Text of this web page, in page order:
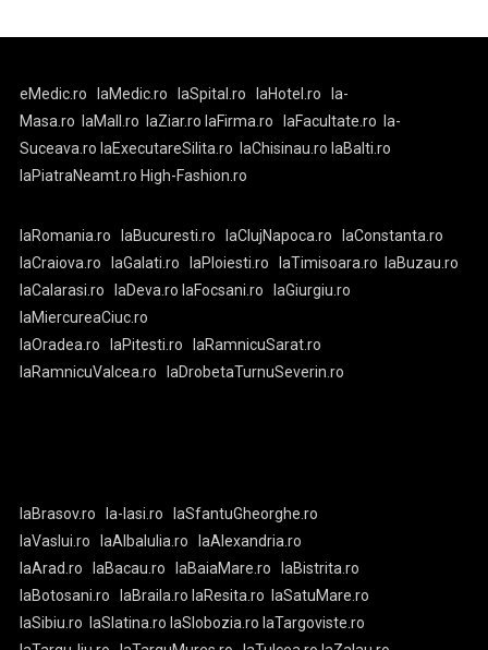
eMedic.ro laMedic.ro laSpital.ro laHotel.ro
la-
Masa.ro
laMall.ro laZiar.ro laFirma.ro laFacultate.ro
la-
Suceava.ro laExecutareSilita.ro laChisinau.ro laBalti.ro
laPiatraNeamt.ro High-Fashion.ro
laRomania.ro laBucuresti.ro laClujNapoca.ro
laConstanta.ro
laCraiova.ro
laGalati.ro laPloiesti.ro laTimisoara.ro
laBuzau.ro
laCalarasi.ro
laDeva.ro laFocsani.ro
laGiurgiu.ro
laMiercureaCiuc.ro
laOradea.ro
laPitesti.ro
laRamnicuSarat.ro
laRamnicuValcea.ro
laDrobetaTurnuSeverin.ro
laBrasov.ro la-Iasi.ro
laSfantuGheorghe.ro
laVaslui.ro
laAlbaIulia.ro
laAlexandria.ro
laArad.ro
laBacau.ro laBaiaMare.ro
laBistrita.ro
laBotosani.ro
laBraila.ro laResita.ro
laSatuMare.ro
laSibiu.ro
laSlatina.ro laSlobozia.ro laTargoviste.ro